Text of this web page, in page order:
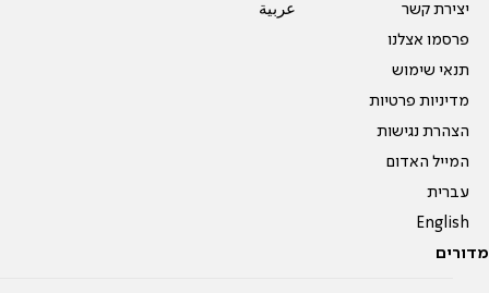
יצירת קשר
פרסמו אצלנו
תנאי שימוש
מדיניות פרטיות
הצהרת נגישות
המייל האדום
עברית
English
عربية
מדורים